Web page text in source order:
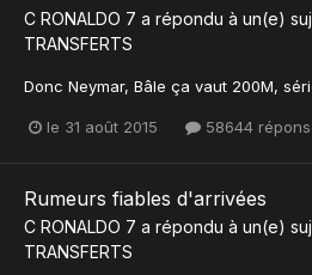
C RONALDO 7 a répondu à un(e)
TRANSFERTS
Donc Neymar, Bâle ça vaut 200M,
le 31 août 2015 58644
Rumeurs fiables d'arrivées
C RONALDO 7 a répondu à un(e)
TRANSFERTS